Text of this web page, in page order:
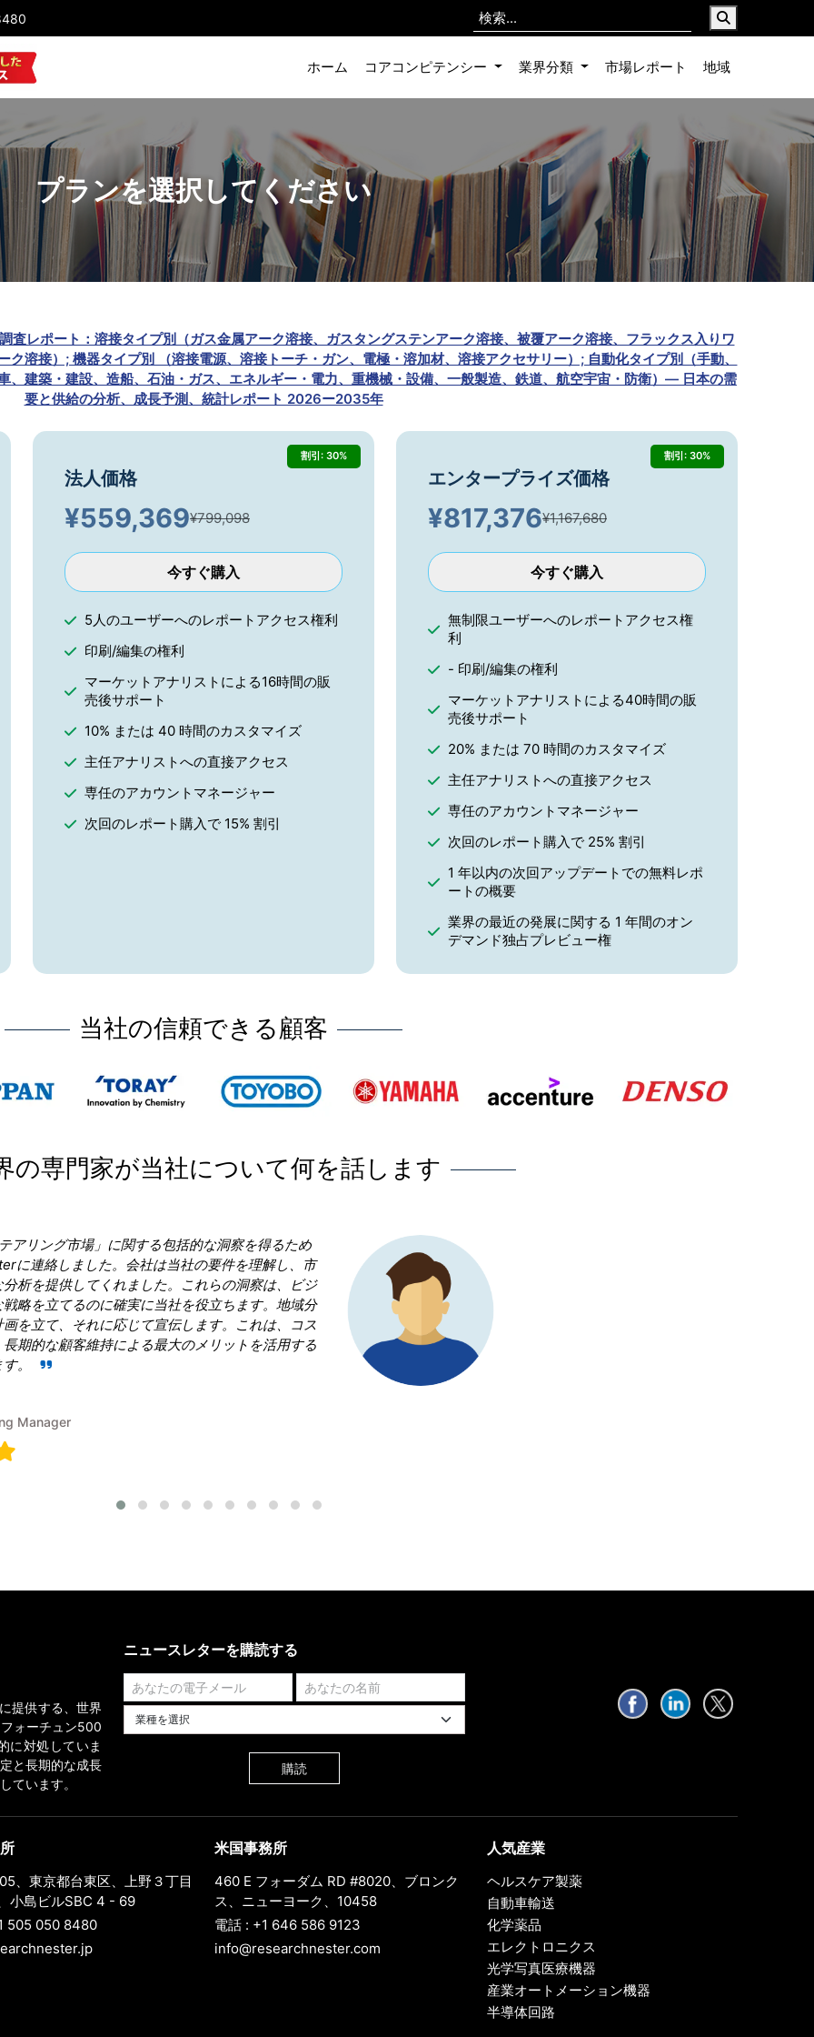
ホーム コアコンピテンシー 業界分類 市場レポート 地域
プランを選択してください
レポート：溶接タイプ別（ガス金属アーク溶接、ガスタングステンアーク溶接、被覆アーク溶接、フラックス入りワ
溶接）; 機器タイプ別 （溶接電源、溶接トーチ・ガン、電極・溶加材、溶接アクセサリー）; 自動化タイプ別（手動、
、建築・建設、造船、石油・ガス、エネルギー・電力、重機械・設備、一般製造、鉄道、航空宇宙・防衛）— 日本の需
要と供給の分析、成長予測、統計レポート 2026ー2035年
割引: 30%
法人価格
¥559,369¥799,098
今すぐ購入
5人のユーザーへのレポートアクセス権利
印刷/編集の権利
マーケットアナリストによる16時間の販
売後サポート
10% または 40 時間のカスタマイズ
主任アナリストへの直接アクセス
専任のアカウントマネージャー
次回のレポート購入で 15% 割引
割引: 30%
エンタープライズ価格
¥817,376¥1,167,680
今すぐ購入
無制限ユーザーへのレポートアクセス権
利
- 印刷/編集の権利
マーケットアナリストによる40時間の販
売後サポート
20% または 70 時間のカスタマイズ
主任アナリストへの直接アクセス
専任のアカウントマネージャー
次回のレポート購入で 25% 割引
1 年以内の次回アップデートでの無料レポ
ートの概要
業界の最近の発展に関する 1 年間のオン
デマンド独占プレビュー権
当社の信頼できる顧客
の専門家が当社について何を話します
Research Nester を選択したことが当社のビジネスにとって最良の
決断であったと言っても過言ではありません。 私たちは「真空ポンプ市
場」という領域で当社を凌ぎたいと考えていました。しかし、当社は効
果的な戦略の青写真を作成することに戸惑いました。Research Nester
は、従うべき勝利戦略を構築することで、成功への道をナビゲートする
のに役立ちました。
提供する、世界
ォーチュン500
に対処していま
と長期的な成長
ています。
ニュースレターを購読する
業種を選択してください
購読
、東京都台東区、上野３丁目
小島ビルSBC 4 - 69
505 050 8480
米国事務所
460 E フォーダム RD #8020、ブロンク
ス、ニューヨーク、10458
電話 : +1 646 586 9123
info@researchnester.com
人気産業
ヘルスケア製薬
自動車輸送
化学薬品
エレクトロニクス
光学写真医療機器
産業オートメーション機器
半導体回路